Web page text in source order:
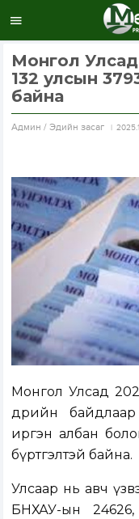
Монгол Улсад
132 улсын
байна
Aдмин / Эдийн засаг
Монгол Улсад
өдрийн
иргэн албан
бүртгэлтэй байна.
Улсаар нь авч
БНХАУ-ын